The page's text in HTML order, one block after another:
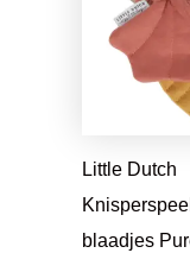
Little Dutch
blaadjes
€7,95.